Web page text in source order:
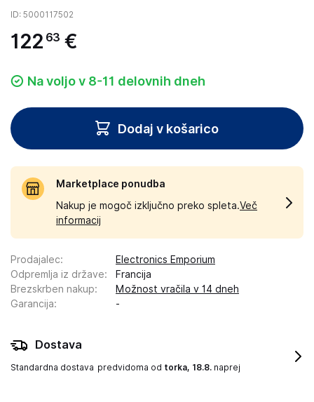
ID: 5000117502
122 63 €
Na voljo v 8-11 delovnih dneh
Dodaj v košarico
Marketplace ponudba
Nakup je mogoč izključno preko spleta.Več
informacij
Prodajalec:
Electronics Emporium
Odpremlja iz države:
Francija
Brezskrben nakup:
Možnost vračila v 14 dneh
Garancija: -
Dostava
Standardna dostava predvidoma od torka, 18.8. naprej